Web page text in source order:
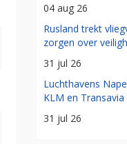
04 aug 26
Rusland trekt
zorgen over
31 jul 26
Luchthavens
KLM en
31 jul 26